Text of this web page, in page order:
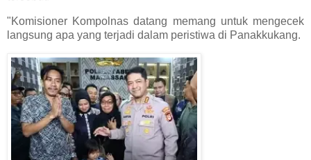
"Komisioner Kompolnas datang memang untuk mengecek
langsung apa yang terjadi dalam peristiwa di Panakkukang.